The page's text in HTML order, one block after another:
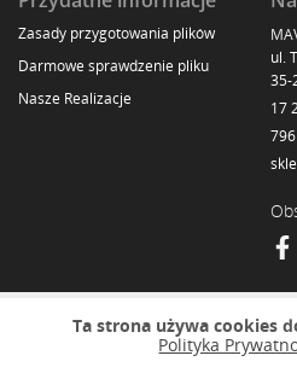
Zasady przygotowania plików
Darmowe sprawdzenie pliku
Nasze Realizacje
ul.
35-
17
Ta strona używa cookies
Polityka